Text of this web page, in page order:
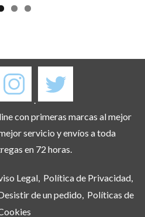
.
con primeras marcas al mejor
servicio y envíos a toda
en 72 horas.
Legal Política de Privacidad
de un pedido Políticas de